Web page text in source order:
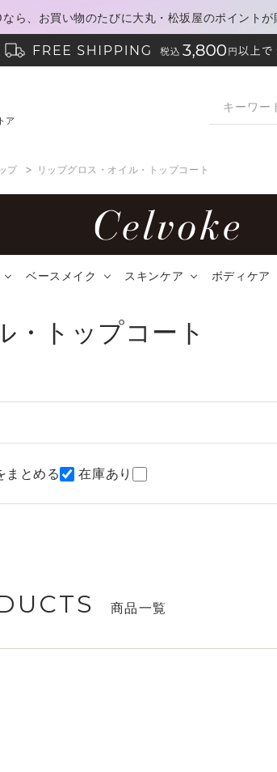
なら、お買い物のたびに大丸・松坂屋のポイントが
ア
プ > リップグロス・オイル・トップコート
ベースメイク スキンケア ボディケア
・トップコート
まとめる 在庫あり
商品一覧